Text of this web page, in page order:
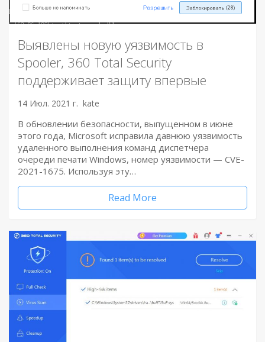
Выявлены новую уязвимость в
Spooler, 360 Total Security
поддерживает защиту впервые
14 Июл. 2021 г. kate
В обновлении безопасности, выпущенном в июне
этого года, Microsoft исправила давнюю уязвимость
удаленного выполнения команд диспетчера
очереди печати Windows, номер уязвимости — CVE-
2021-1675. Используя эту…
Read More